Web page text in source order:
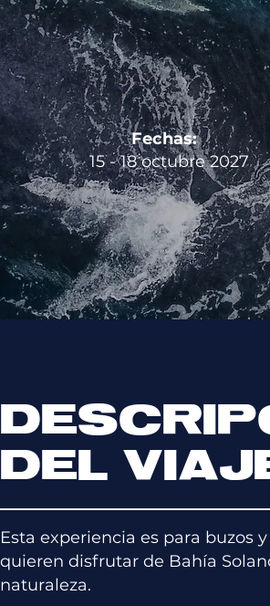
Fechas:
15 - 18 octubre 2027
DEL
Esta experiencia es para buzos
quieren disfrutar de Bahía
naturaleza.